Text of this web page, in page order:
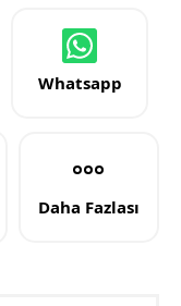
Whatsapp
Daha Fazlası